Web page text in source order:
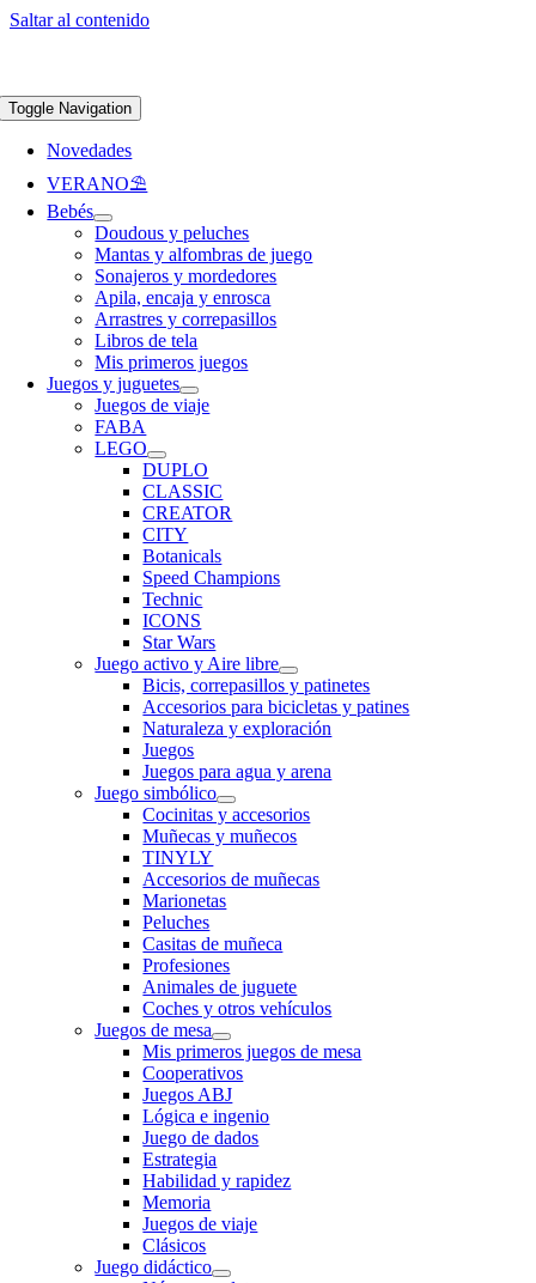
Saltar al contenido
Toggle Navigation
Novedades
VERANO⛱️​
Bebés
Doudous y peluches
Mantas y alfombras de juego
Sonajeros y mordedores
Apila, encaja y enrosca
Arrastres y correpasillos
Libros de tela
Mis primeros juegos
Juegos y juguetes
Juegos de viaje
FABA
LEGO
DUPLO
CLASSIC
CREATOR
CITY
Botanicals
Speed Champions
Technic
ICONS
Star Wars
Juego activo y Aire libre
Bicis, correpasillos y patinetes
Accesorios para bicicletas y patines
Naturaleza y exploración
Juegos
Juegos para agua y arena
Juego simbólico
Cocinitas y accesorios
Muñecas y muñecos
TINYLY
Accesorios de muñecas
Marionetas
Peluches
Casitas de muñeca
Profesiones
Animales de juguete
Coches y otros vehículos
Juegos de mesa
Mis primeros juegos de mesa
Cooperativos
Juegos ABJ
Lógica e ingenio
Juego de dados
Estrategia
Habilidad y rapidez
Memoria
Juegos de viaje
Clásicos
Juego didáctico